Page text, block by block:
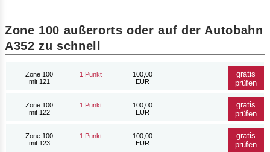
Zone 100 außerorts oder auf der Autobahn
A352 zu schnell
Zone 100
mit 121
1 Punkt
100,00
EUR
gratis
prüfen
Zone 100
mit 122
1 Punkt
100,00
EUR
gratis
prüfen
Zone 100
mit 123
1 Punkt
100,00
EUR
gratis
prüfen